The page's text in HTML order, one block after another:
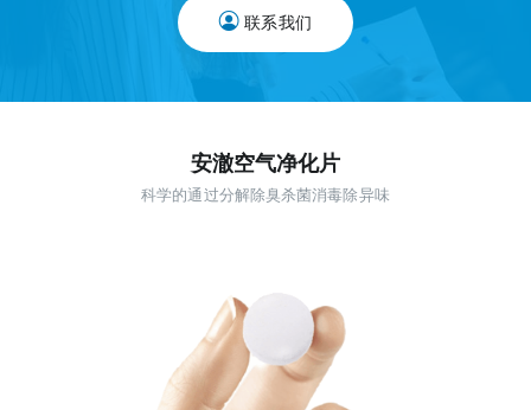
联系我们
安澈空气净化片
科学的通过分解除臭杀菌消毒除异味